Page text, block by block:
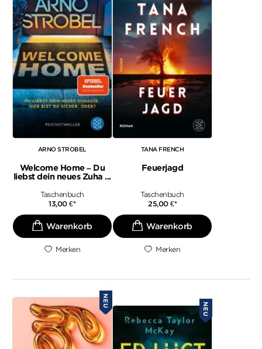
ARNO STROBEL
Welcome Home – Du
liebst dein neues Zuha ...
Taschenbuch
13,00€*
Merken
TANA FRENCH
Feuerjagd
Taschenbuch
25,00€*
Merken
NEU
NEU